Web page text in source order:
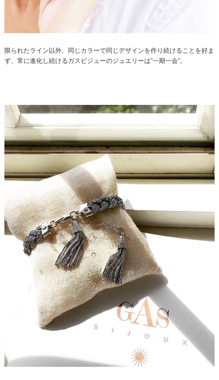
限られたライン以外、同じカラーで同じデザインを作り続けることを好ま
ず、常に進化し続けるガスビジューのジュエリーは”一期一会”。